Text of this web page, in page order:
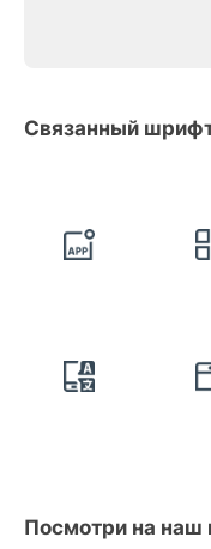
Связанный
Посмотри на наш